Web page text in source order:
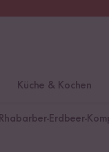
Küche & Kochen
Rhabarber-Erdbeer-